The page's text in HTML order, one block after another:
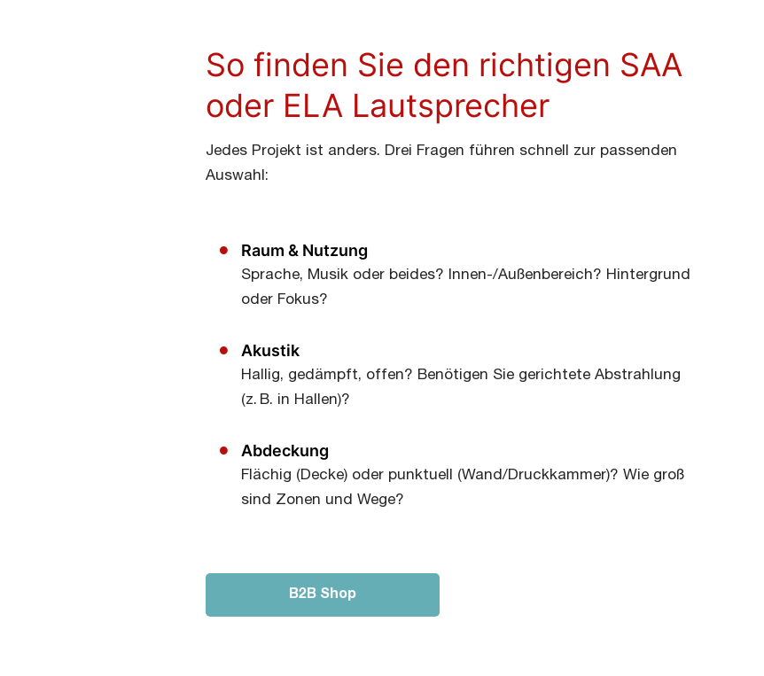
So finden Sie den richtigen SAA
oder ELA Lautsprecher
Jedes Projekt ist anders. Drei Fragen führen schnell zur passenden
Auswahl:
Raum & Nutzung
Sprache, Musik oder beides? Innen-/Außenbereich? Hintergrund
oder Fokus?
Akustik
Hallig, gedämpft, offen? Benötigen Sie gerichtete Abstrahlung
(z. B. in Hallen)?
Abdeckung
Flächig (Decke) oder punktuell (Wand/Druckkammer)? Wie groß
sind Zonen und Wege?
B2B Shop